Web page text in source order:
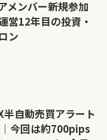
メンバー新規参加
営12年目の投資・
ン
半自動売買アラート
今回は約700pips